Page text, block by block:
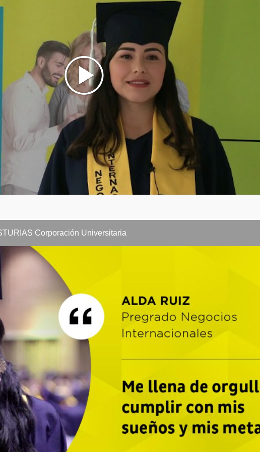
Contabilidad Gubernamental
Sistemas de Costos por Actividad
Contabilidad en el Entorno Internacional
Fundamentos de Normas Internacional de Auditoría y Aseguramiento (NIAS)
Investigación Cuantitativa
Electiva II
Juego Gerencial
Finanzas Corporativas
Contabilidad Ambiental
Presupuestos
Tributación Nacional e Internacional
Simulación Contable
Procedimiento Tributario
Reportes Integrales bajo Estándares Internacionales
Seminario de Investigación
Electiva III
Revisoría Fiscal
Procesos de Certificación Internacional
Mercado de Capitales
Código de Ética para Contadores en el Marco Internacional
Proyecto de Grado
Corporación Universitaria